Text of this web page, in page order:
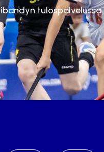
tulospalvelussa.